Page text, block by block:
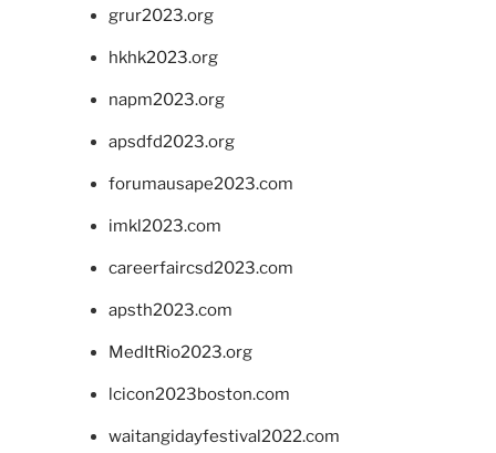
grur2023.org
hkhk2023.org
napm2023.org
apsdfd2023.org
forumausape2023.com
imkl2023.com
careerfaircsd2023.com
apsth2023.com
MedItRio2023.org
lcicon2023boston.com
waitangidayfestival2022.com